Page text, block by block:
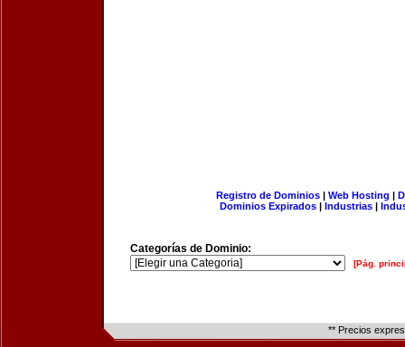
Registro de Dominios| Web Hosting |
Dominios Expirados | Industrias |
Categorías de Dominio:
[Pág.
** Precios